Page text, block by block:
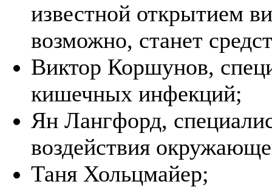
известной открытием
возможно, станет
Виктор Коршунов,
кишечных инфекций;
Ян Лангфорд,
воздействия
Таня Хольцмайер;